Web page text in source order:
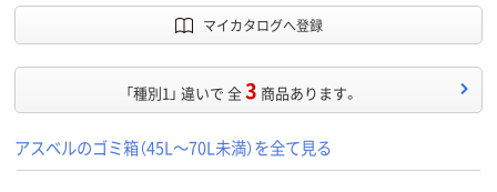
マイカタログへ登録
「種別1」 違いで 全3 商品あります。
アスベルのゴミ箱（45L～70L未満）を全て見る